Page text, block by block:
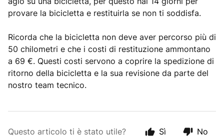
provare la bicicletta e restituirla se non ti soddisfa.
Ricorda che la bicicletta non deve aver percorso più di
50 chilometri e che i costi di restituzione ammontano
a 69 €. Questi costi servono a coprire la spedizione di
ritorno della bicicletta e la sua revisione da parte del
nostro team tecnico.
Questo articolo ti è stato utile? Sì No